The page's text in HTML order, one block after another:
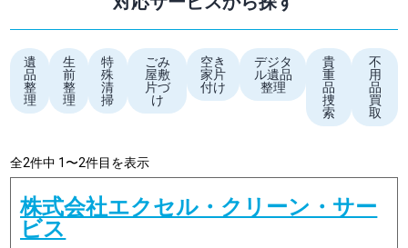
遺
品
整
理
生
前
整
理
特
殊
清
掃
ごみ
屋敷
片づ
け
空き
家片
付け
デジタ
ル遺品
整理
貴
重
品
捜
索
不
用
品
買
取
全2件中 1〜2件目を表示
株式会社エクセル・クリーン・サー
ビス